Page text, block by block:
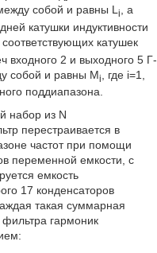
собой и равны L i
, а
катушки индуктивности
соответствующих катушек
входного 2 и выходного 5 Г-
собой и равны Mi
, где i=1,
поддиапазона.
набор из N
перестраивается в
частот при помощи
переменной емкости, с
емкость
17 конденсаторов
такая суммарная
гармоник